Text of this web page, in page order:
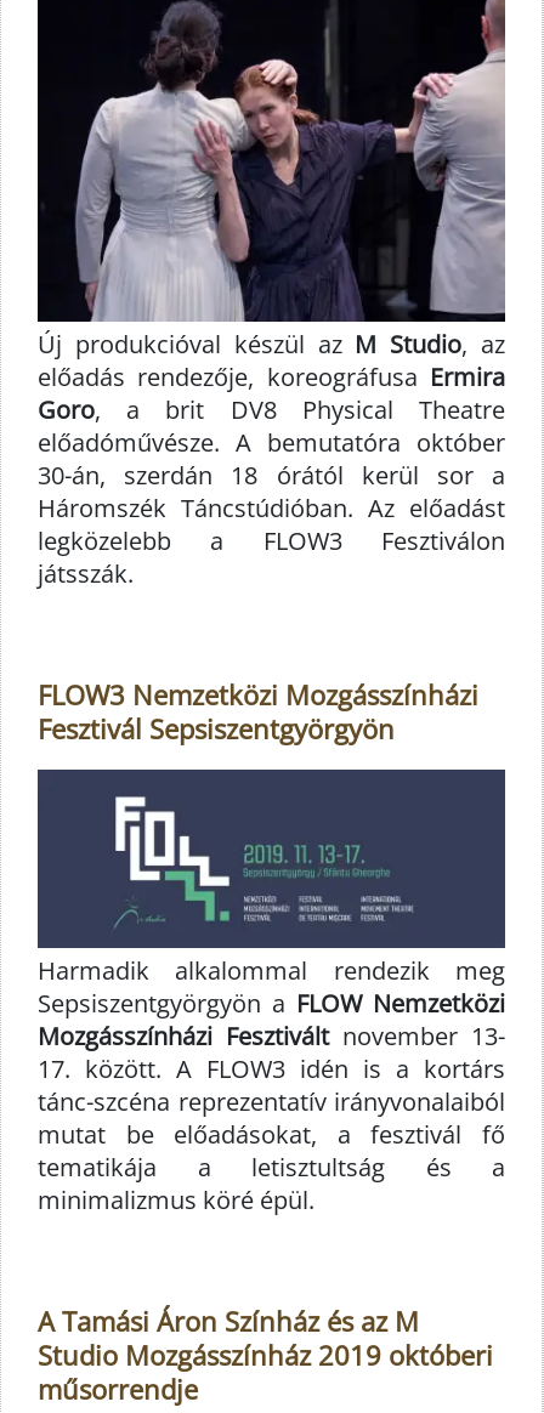
Új produkcióval készül az M Studio, az
előadás rendezője, koreográfusa Ermira
Goro, a brit DV8 Physical Theatre
előadóművésze. A bemutatóra október
30-án, szerdán 18 órától kerül sor a
Háromszék Táncstúdióban. Az előadást
legközelebb a FLOW3 Fesztiválon
játsszák.
FLOW3 Nemzetközi Mozgásszínházi
Fesztivál Sepsiszentgyörgyön
Harmadik alkalommal rendezik meg
Sepsiszentgyörgyön a FLOW Nemzetközi
Mozgásszínházi Fesztiváltnovember 13-
17. között. A FLOW3 idén is a kortárs
tánc-szcéna reprezentatív irányvonalaiból
mutat be előadásokat, a fesztivál fő
tematikája a letisztultság és a
minimalizmus köré épül.
A Tamási Áron Színház és az M
Studio Mozgásszínház 2019 októberi
műsorrendje